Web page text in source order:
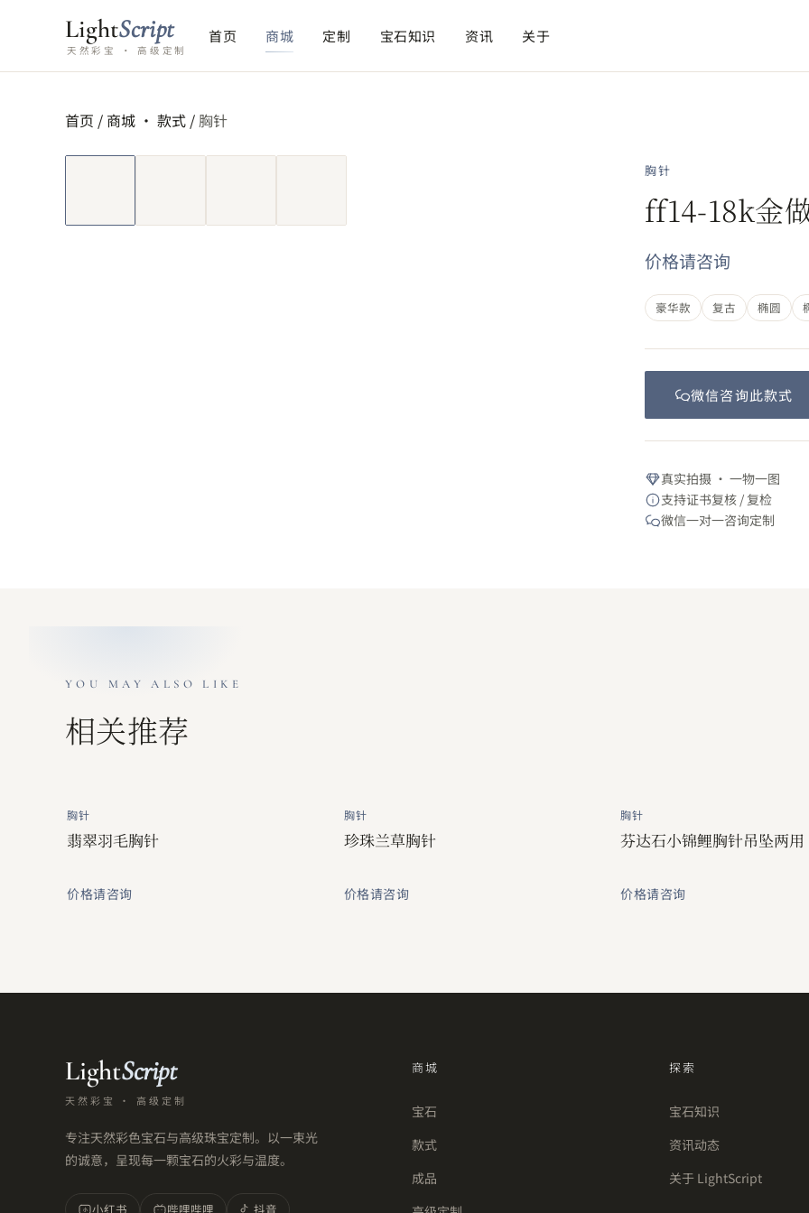
LightScript
天然彩宝 · 高级定制
首页 商城 定制 宝石知识 资讯 关于
首页 / 商城 · 款式 / 胸针
短视频
胸针
ff14-18k金
价格请咨询
豪华款 复古 椭圆
微信咨询此款式
真实拍摄 · 一物一图
支持证书复核 / 复检
微信一对一咨询定制
YOU MAY ALSO LIKE
相关推荐
胸针
翡翠羽毛胸针
价格请咨询
胸针
珍珠兰草胸针
价格请咨询
胸针
芬达石小锦鲤胸针吊坠两用
价格请咨询
LightScript
天然彩宝 · 高级定制
专注天然彩色宝石与高级珠宝定制。以一束光
的诚意，呈现每一颗宝石的火彩与温度。
小 小红书 哔哩哔哩 抖音
商城
宝石
款式
成品
探索
宝石知识
资讯动态
关于 LightScript